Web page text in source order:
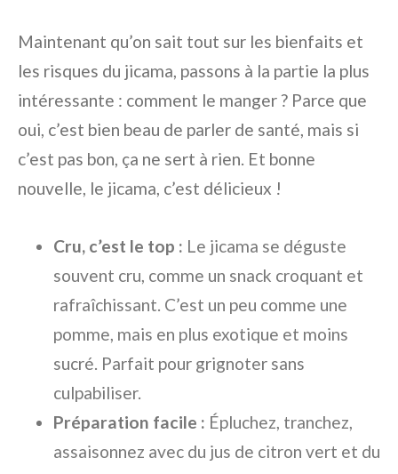
Maintenant qu’on sait tout sur les bienfaits et
les risques du jicama, passons à la partie la plus
intéressante : comment le manger ? Parce que
oui, c’est bien beau de parler de santé, mais si
c’est pas bon, ça ne sert à rien. Et bonne
nouvelle, le jicama, c’est délicieux !
Cru, c’est le top : Le jicama se déguste
souvent cru, comme un snack croquant et
rafraîchissant. C’est un peu comme une
pomme, mais en plus exotique et moins
sucré. Parfait pour grignoter sans
culpabiliser.
Préparation facile : Épluchez, tranchez,
assaisonnez avec du jus de citron vert et du